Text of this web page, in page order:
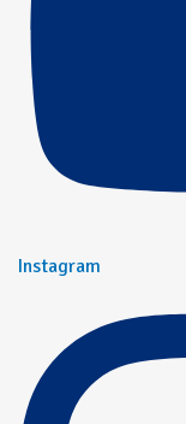
Instagram